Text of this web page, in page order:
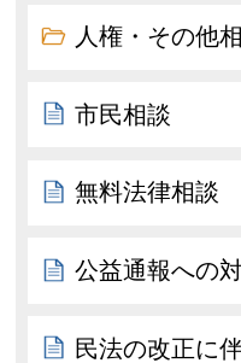
人権・その他
市民相談
無料法律相談
公益通報への
民法の改正に